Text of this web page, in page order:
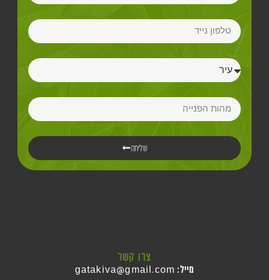
שליחה
צרו קשר
מייל: gatakiva@gmail.com